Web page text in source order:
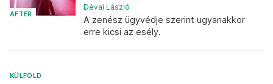
AFTER
Dévai László
A zenész ügyvédje szerint ugyanakkor
erre kicsi az esély.
KÜLFÖLD